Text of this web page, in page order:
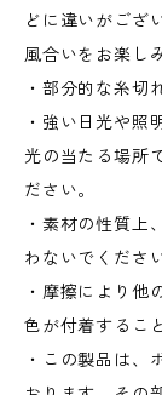
どに違いがござ
風合いをお楽し
・部分的な糸切
・強い日光や照
光の当たる場所
ださい。
・素材の性質上
わないでください
・摩擦により他
色が付着するこ
・この製品は、